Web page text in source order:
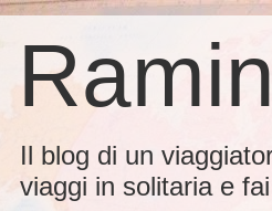
Il blog di un
viaggi in solitaria e